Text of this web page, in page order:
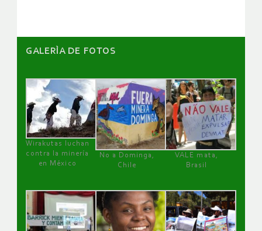
GALERÌA DE FOTOS
Wirakutas luchan
contra la minería
en México
No a Dominga,
Chile
VALE mata,
Brasil